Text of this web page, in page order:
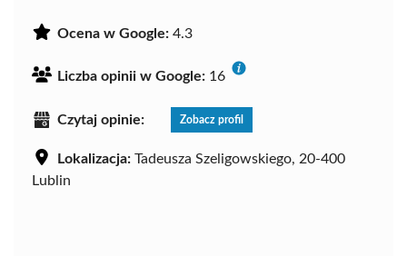
Ocena w Google: 4.3
Liczba opinii w Google: 16
Czytaj opinie: Zobacz profil
Lokalizacja: Tadeusza Szeligowskiego, 20-400
Lublin